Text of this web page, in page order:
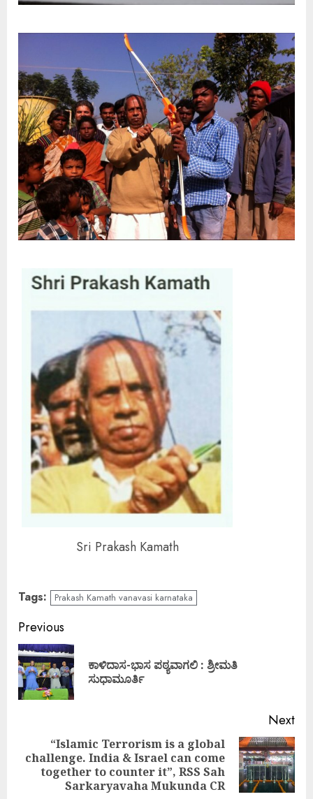
Sri Prakash Kamath
Tags: Prakash Kamath vanavasi karnataka
Continue
Reading
Previous
ಕಾಳಿದಾಸ-ಭಾಸ ಪಠ್ಯವಾಗಲಿ : ಶ್ರೀಮತಿ
ಸುಧಾಮೂರ್ತಿ
Next
Next
post:
“Islamic Terrorism is a global
challenge. India & Israel can come
together to counter it”, RSS Sah
Sarkaryavaha Mukunda CR